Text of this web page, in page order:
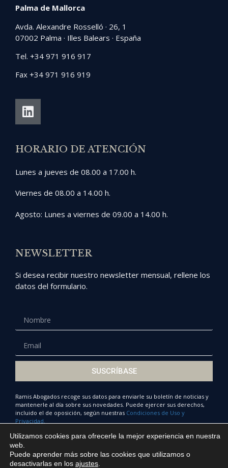
Palma de Mallorca
Avda. Alexandre Rosselló · 26, 1
07002 Palma · Illes Balears · España
Tel. +34 971 916 917
Fax +34 971 916 919
HORARIO DE ATENCIÓN
Lunes a jueves de 08.00 a 17.00 h.
Viernes de 08.00 a 14.00 h.
Agosto: Lunes a viernes de 09.00 a 14.00 h.
NEWSLETTER
Si desea recibir nuestro newsletter mensual, rellene los
datos del formulario.
SUSCRÍBASE
Ramis Abogados recoge sus datos para enviarle su boletín de noticias y
mantenerle al día sobre sus novedades. Puede ejercer sus derechos,
incluido el de oposición, según nuestras Condiciones de Uso y
Privacidad.
© Ramis Abogados 2022
Utilizamos cookies para ofrecerle la mejor experiencia en nuestra
web.
Puede aprender más sobre las cookies que utilizamos o
desactivarlas en los ajustes